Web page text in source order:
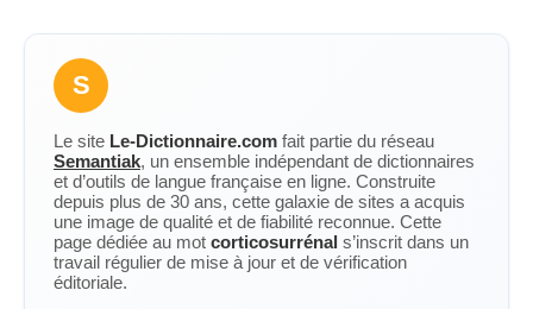
S
Le site Le-Dictionnaire.com fait partie du réseau
Semantiak, un ensemble indépendant de dictionnaires
et d’outils de langue française en ligne. Construite
depuis plus de 30 ans, cette galaxie de sites a acquis
une image de qualité et de fiabilité reconnue. Cette
page dédiée au mot corticosurrénal s’inscrit dans un
travail régulier de mise à jour et de vérification
éditoriale.